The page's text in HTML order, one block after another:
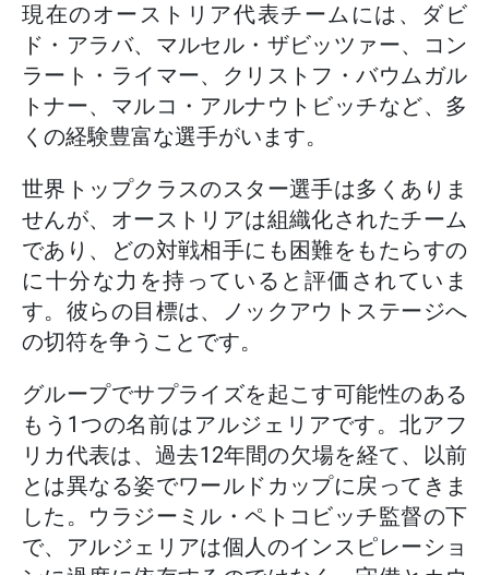
現在のオーストリア代表チームには、ダビ
ド・アラバ、マルセル・ザビッツァー、コン
ラート・ライマー、クリストフ・バウムガル
トナー、マルコ・アルナウトビッチなど、多
くの経験豊富な選手がいます。
世界トップクラスのスター選手は多くありま
せんが、オーストリアは組織化されたチーム
であり、どの対戦相手にも困難をもたらすの
に十分な力を持っていると評価されていま
す。彼らの目標は、ノックアウトステージへ
の切符を争うことです。
グループでサプライズを起こす可能性のある
もう1つの名前はアルジェリアです。北アフ
リカ代表は、過去12年間の欠場を経て、以前
とは異なる姿でワールドカップに戻ってきま
した。ウラジーミル・ペトコビッチ監督の下
で、アルジェリアは個人のインスピレーショ